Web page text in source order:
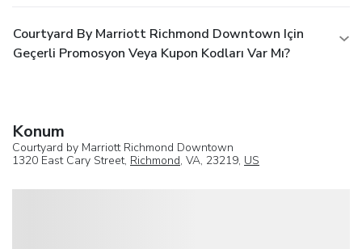
Courtyard By Marriott Richmond Downtown Için
Geçerli Promosyon Veya Kupon Kodları Var Mı?
Konum
Courtyard by Marriott Richmond Downtown
1320 East Cary Street, Richmond, VA, 23219, US